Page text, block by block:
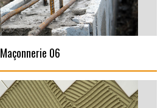
Maçonnerie 06